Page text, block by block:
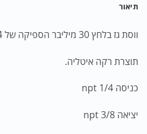
תיאור
ווסת גז בלחץ 30 מיליבר הספיקה של 4 ק"ג גז בשעה.
תוצרת רקה איטליה.
כניסה 1/4 npt
יציאה 3/8 npt